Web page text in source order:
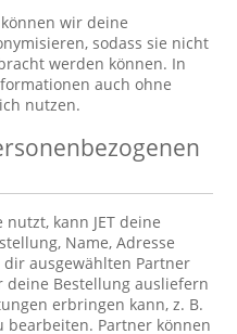
wir deine
sodass sie nicht
werden können. In
auch ohne
nutzen.
kann JET deine
Name, Adresse
ausgewählten Partner
Bestellung ausliefern
erbringen kann, z. B.
bearbeiten. Partner können